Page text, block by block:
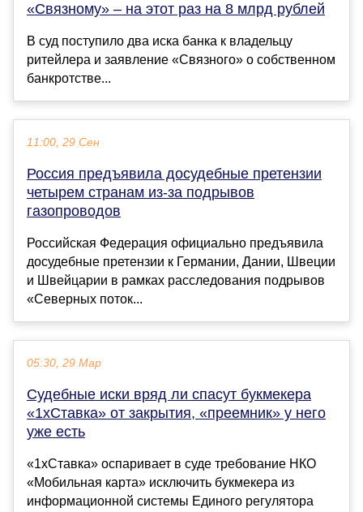
«Связному» – на этот раз на 8 млрд рублей
В суд поступило два иска банка к владельцу
ритейлера и заявление «Связного» о собственном
банкротстве...
11:00, 29 Сен
Россия предъявила досудебные претензии
четырем странам из-за подрывов
газопроводов
Российская Федерация официально предъявила
досудебные претензии к Германии, Дании, Швеции
и Швейцарии в рамках расследования подрывов
«Северных поток...
05:30, 29 Мар
Судебные иски вряд ли спасут букмекера
«1хСтавка» от закрытия, «преемник» у него
уже есть
«1хСтавка» оспаривает в суде требование НКО
«Мобильная карта» исключить букмекера из
информационной системы Единого регулятора